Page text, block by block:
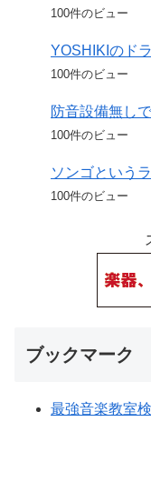
100件のビュー
YOSHIKIのド
100件のビュー
防音設備無し
100件のビュー
ソンゴという
100件のビュー
ブックマーク
最強音楽教室